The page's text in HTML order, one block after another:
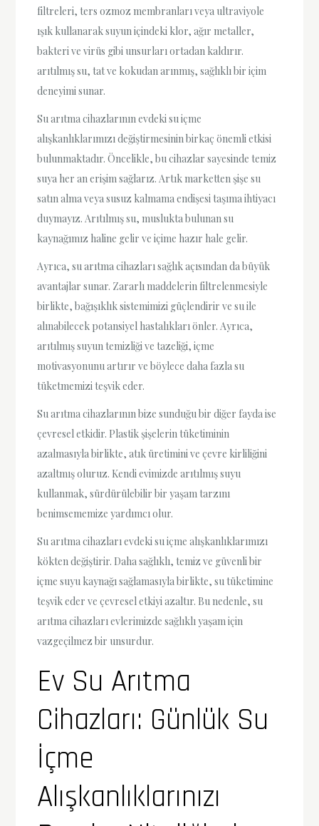
filtreleri, ters ozmoz membranları veya ultraviyole
ışık kullanarak suyun içindeki klor, ağır metaller,
bakteri ve virüs gibi unsurları ortadan kaldırır.
arıtılmış su, tat ve kokudan arınmış, sağlıklı bir içim
deneyimi sunar.
Su arıtma cihazlarının evdeki su içme
alışkanlıklarımızı değiştirmesinin birkaç önemli etkisi
bulunmaktadır. Öncelikle, bu cihazlar sayesinde temiz
suya her an erişim sağlarız. Artık marketten şişe su
satın alma veya susuz kalmama endişesi taşıma ihtiyacı
duymayız. Arıtılmış su, muslukta bulunan su
kaynağımız haline gelir ve içime hazır hale gelir.
Ayrıca, su arıtma cihazları sağlık açısından da büyük
avantajlar sunar. Zararlı maddelerin filtrelenmesiyle
birlikte, bağışıklık sistemimizi güçlendirir ve su ile
alınabilecek potansiyel hastalıkları önler. Ayrıca,
arıtılmış suyun temizliği ve tazeliği, içme
motivasyonunu artırır ve böylece daha fazla su
tüketmemizi teşvik eder.
Su arıtma cihazlarının bize sunduğu bir diğer fayda ise
çevresel etkidir. Plastik şişelerin tüketiminin
azalmasıyla birlikte, atık üretimini ve çevre kirliliğini
azaltmış oluruz. Kendi evimizde arıtılmış suyu
kullanmak, sürdürülebilir bir yaşam tarzını
benimsememize yardımcı olur.
Su arıtma cihazları evdeki su içme alışkanlıklarımızı
kökten değiştirir. Daha sağlıklı, temiz ve güvenli bir
içme suyu kaynağı sağlamasıyla birlikte, su tüketimine
teşvik eder ve çevresel etkiyi azaltır. Bu nedenle, su
arıtma cihazları evlerimizde sağlıklı yaşam için
vazgeçilmez bir unsurdur.
Ev Su Arıtma
Cihazları: Günlük Su
İçme
Alışkanlıklarınızı